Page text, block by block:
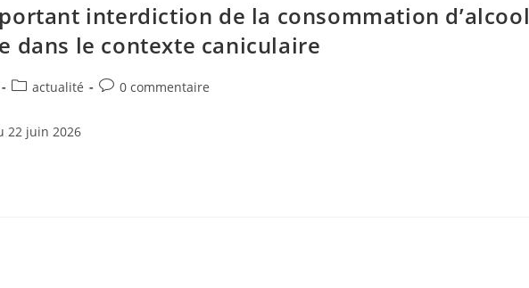
interdiction de la consommation d’alcool
dans le contexte caniculaire
actualité 0 commentaire
22 juin 2026